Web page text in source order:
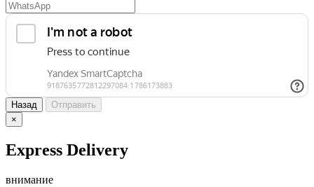
Назад
Отправить
×
Express Delivery
внимание